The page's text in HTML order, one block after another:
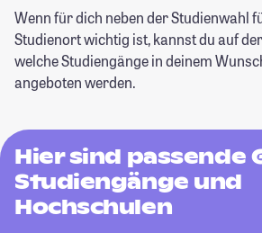
Wenn für dich neben der Studienwahl
Studienort wichtig ist, kannst du auf
welche Studiengänge in deinem
angeboten werden.
Hier sind passende
Studiengänge und
Hochschulen